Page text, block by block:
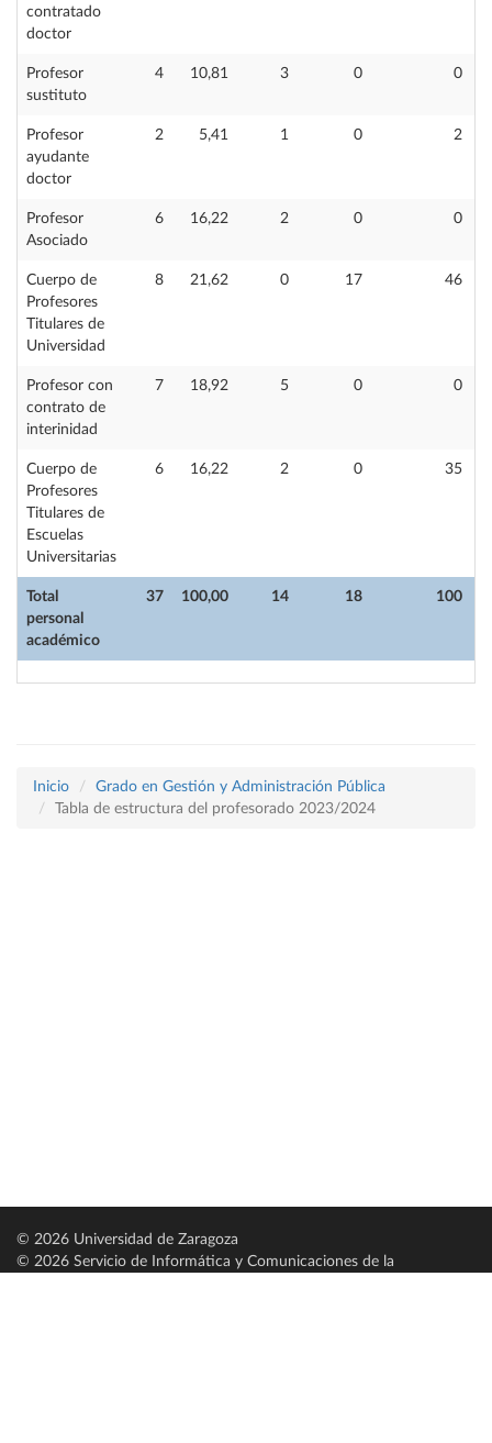
Total
personal
académico
37 100,00 14 18 100
contratado
doctor
Profesor
sustituto
4 10,81 3 0 0
Profesor
ayudante
doctor
2 5,41 1 0 2
Profesor
Asociado
6 16,22 2 0 0
Cuerpo de
Profesores
Titulares de
Universidad
8 21,62 0 17 46
Profesor con
contrato de
interinidad
7 18,92 5 0 0
Cuerpo de
Profesores
Titulares de
Escuelas
Universitarias
6 16,22 2 0 35
Inicio
Grado en Gestión y Administración Pública
Tabla de estructura del profesorado 2023/2024
© 2026 Universidad de Zaragoza
© 2026 Servicio de Informática y Comunicaciones de la